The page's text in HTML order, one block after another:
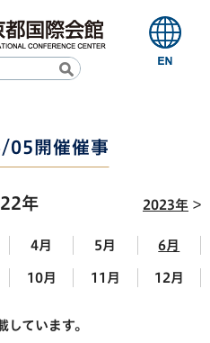
開催催事
年 2023年
4月 5月 6月
10月 11月 12月
ています。